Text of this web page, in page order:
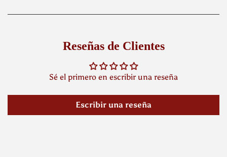
Reseñas de Clientes
Sé el primero en escribir una reseña
Escribir una reseña